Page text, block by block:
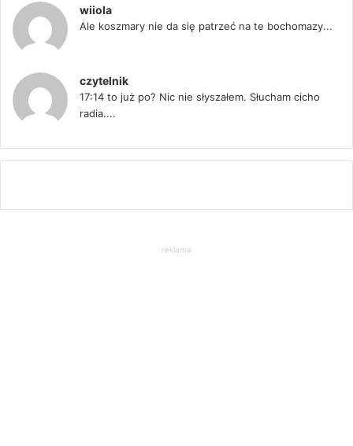
wiiola
Ale koszmary nie da się patrzeć na te bochomazy...
czytelnik
17:14 to już po? Nic nie słyszałem. Słucham cicho
radia....
reklama